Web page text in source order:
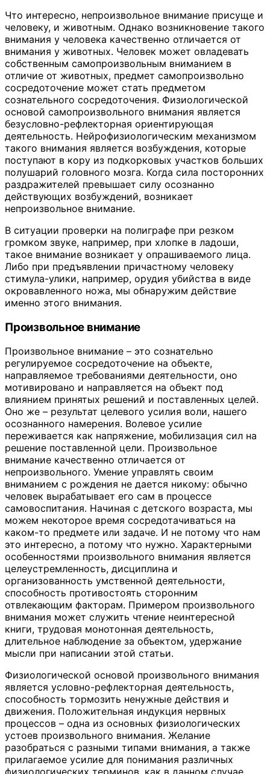
Что интересно, непроизвольное внимание присуще и
человеку, и животным. Однако возникновение такого
внимания у человека качественно отличается от
внимания у животных. Человек может овладевать
собственным самопроизвольным вниманием в
отличие от животных, предмет самопроизвольно
сосредоточение может стать предметом
сознательного сосредоточения. Физиологической
основой самопроизвольного внимания является
безусловно-рефлекторная ориентирующая
деятельность. Нейрофизиологическим механизмом
такого внимания является возбуждения, которые
поступают в кору из подкорковых участков больших
полушарий головного мозга. Когда сила посторонних
раздражителей превышает силу осознанно
действующих возбуждений, возникает
непроизвольное внимание.
В ситуации проверки на полиграфе при резком
громком звуке, например, при хлопке в ладоши,
такое внимание возникает у опрашиваемого лица.
Либо при предъявлении причастному человеку
стимула-улики, например, орудия убийства в виде
окровавленного ножа, мы обнаружим действие
именно этого внимания.
Произвольное внимание
Произвольное внимание – это сознательно
регулируемое сосредоточение на объекте,
направляемое требованиями деятельности, оно
мотивировано и направляется на объект под
влиянием принятых решений и поставленных целей.
Оно же – результат целевого усилия воли, нашего
осознанного намерения. Волевое усилие
переживается как напряжение, мобилизация сил на
решение поставленной цели. Произвольное
внимание качественно отличается от
непроизвольного. Умение управлять своим
вниманием с рождения не дается никому: обычно
человек вырабатывает его сам в процессе
самовоспитания. Начиная с детского возраста, мы
можем некоторое время сосредотачиваться на
каком-то предмете или задаче. И не потому что нам
это интересно, а потому что нужно. Характерными
особенностями произвольного внимания является
целеустремленность, дисциплина и
организованность умственной деятельности,
способность противостоять сторонним
отвлекающим факторам. Примером произвольного
внимания может служить чтение неинтересной
книги, трудовая монотонная деятельность,
длительное наблюдение за объектом, удержание
мысли при написании этой статьи.
Физиологической основой произвольного внимания
является условно-рефлекторная деятельность,
способность тормозить ненужные действия и
движения. Положительная индукция нервных
процессов – одна из основных физиологических
устоев произвольного внимания. Желание
разобраться с разными типами внимания, а также
прилагаемое усилие для понимания различных